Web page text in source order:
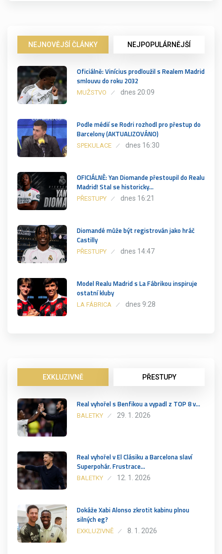
NEJNOVĚJŠÍ ČLÁNKY NEJPOPULÁRNĚJŠÍ
Oficiálně: Vinícius prodloužil s Realem Madrid
smlouvu do roku 2032
MUŽSTVO dnes 20:09
Podle médií se Rodri rozhodl pro přestup do
Barcelony (AKTUALIZOVÁNO)
SPEKULACE dnes 16:30
OFICIÁLNĚ: Yan Diomande přestoupil do Realu
Madrid! Stal se historicky…
PŘESTUPY dnes 16:21
Diomandé může být registrován jako hráč
Castilly
PŘESTUPY dnes 14:47
Model Realu Madrid s La Fábrikou inspiruje
ostatní kluby
LA FÁBRICA dnes 9:28
EXKLUZIVNĚ PŘESTUPY
Real vyhořel s Benfikou a vypadl z TOP 8 v…
BALETKY 29. 1. 2026
Real vyhořel v El Clásiku a Barcelona slaví
Superpohár. Frustrace…
BALETKY 12. 1. 2026
Dokáže Xabi Alonso zkrotit kabinu plnou
silných eg?
EXKLUZIVNĚ 8. 1. 2026